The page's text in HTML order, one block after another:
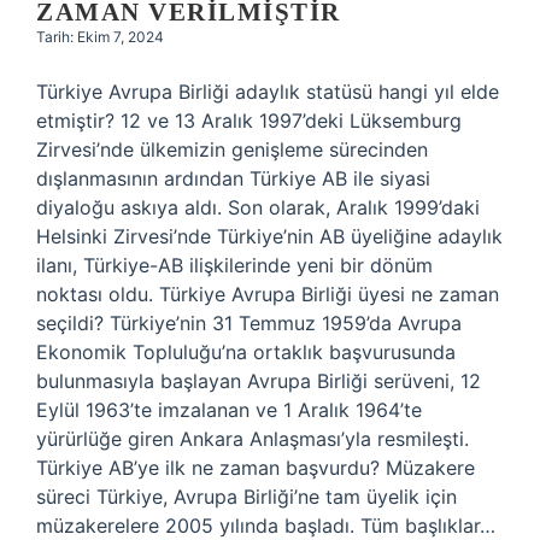
ZAMAN VERILMIŞTIR
Tarih: Ekim 7, 2024
Türkiye Avrupa Birliği adaylık statüsü hangi yıl elde
etmiştir? 12 ve 13 Aralık 1997’deki Lüksemburg
Zirvesi’nde ülkemizin genişleme sürecinden
dışlanmasının ardından Türkiye AB ile siyasi
diyaloğu askıya aldı. Son olarak, Aralık 1999’daki
Helsinki Zirvesi’nde Türkiye’nin AB üyeliğine adaylık
ilanı, Türkiye-AB ilişkilerinde yeni bir dönüm
noktası oldu. Türkiye Avrupa Birliği üyesi ne zaman
seçildi? Türkiye’nin 31 Temmuz 1959’da Avrupa
Ekonomik Topluluğu’na ortaklık başvurusunda
bulunmasıyla başlayan Avrupa Birliği serüveni, 12
Eylül 1963’te imzalanan ve 1 Aralık 1964’te
yürürlüğe giren Ankara Anlaşması’yla resmileşti.
Türkiye AB’ye ilk ne zaman başvurdu? Müzakere
süreci Türkiye, Avrupa Birliği’ne tam üyelik için
müzakerelere 2005 yılında başladı. Tüm başlıklar…